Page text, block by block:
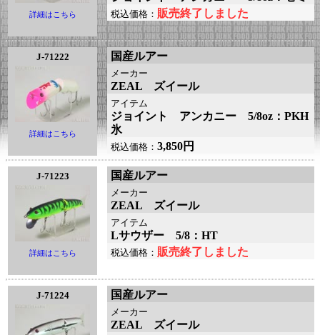
詳細はこちら 税込価格： 販売終了しました
J-71222
詳細はこちら
国産ルアー
メーカー
ZEAL ズイール
アイテム
ジョイント アンカニー 5/8oz：PKH
氷
税込価格： 3,850円
J-71223
詳細はこちら
国産ルアー
メーカー
ZEAL ズイール
アイテム
Lサウザー 5/8：HT
税込価格： 販売終了しました
J-71224 国産ルアー
メーカー
ZEAL ズイール